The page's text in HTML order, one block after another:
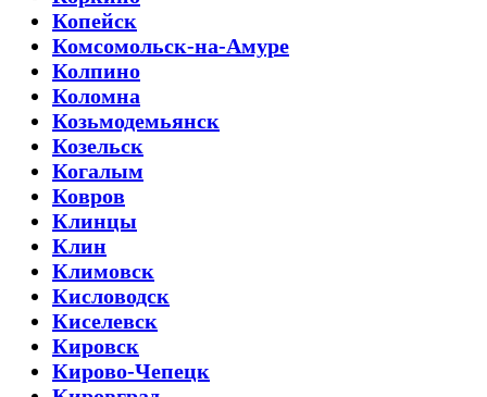
Копейск
Комсомольск-на-Амуре
Колпино
Коломна
Козьмодемьянск
Козельск
Когалым
Ковров
Клинцы
Клин
Климовск
Кисловодск
Киселевск
Кировск
Кирово-Чепецк